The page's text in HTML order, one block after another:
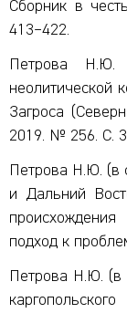
Сборник в
413–422.
Петрова Н.Ю.
неолитической
Загроса
2019. № 256. С.
Петрова Н.Ю. (в
и Дальний
подход к
Петрова Н.Ю. (в